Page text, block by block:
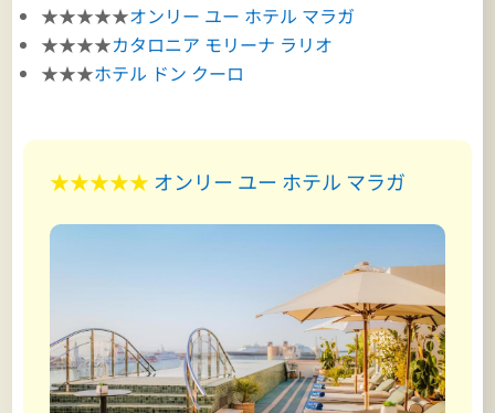
★★★★★オンリー ユー ホテル マラガ
★★★★カタロニア モリーナ ラリオ
★★★ホテル ドン クーロ
★★★★★ オンリー ユー ホテル マラガ